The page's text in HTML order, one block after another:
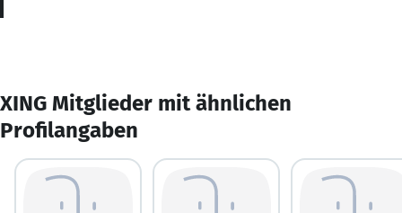
XING Mitglieder mit ähnlichen
Profilangaben